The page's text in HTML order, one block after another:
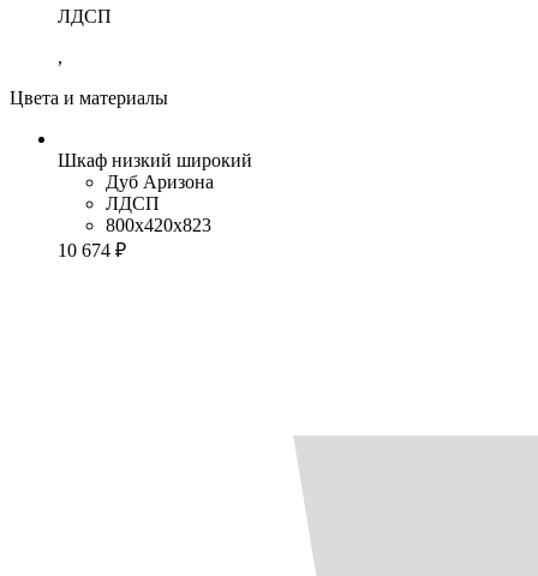
ЛДСП
,
Цвета и материалы
Шкаф низкий широкий
Дуб Аризона
ЛДСП
800x420x823
10 674 ₽